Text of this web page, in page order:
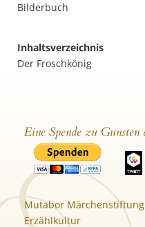
Bilderbuch
Inhaltsverzeichnis
Der Froschkönig
Eine Spende zu
Mutabor
Erzählkultur